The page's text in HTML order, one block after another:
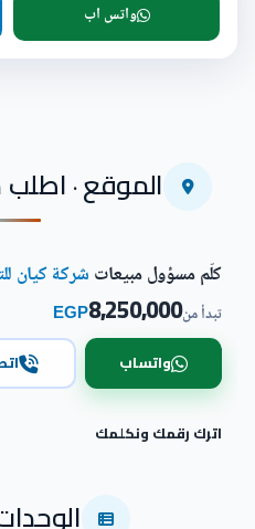
واتس اب
الموقع · اطلب
كلّم مسؤول مبيعات شركة كيان
تبدأ من8,250,000
EGP
واتساب
اترك رقمك ونكلمك